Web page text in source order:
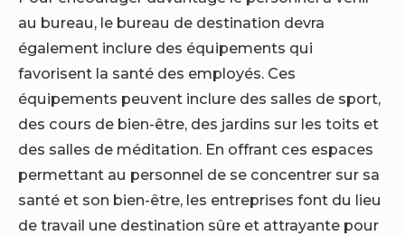
au bureau, le bureau de destination devra
également inclure des équipements qui
favorisent la santé des employés. Ces
équipements peuvent inclure des salles de sport,
des cours de bien-être, des jardins sur les toits et
des salles de méditation. En offrant ces espaces
permettant au personnel de se concentrer sur sa
santé et son bien-être, les entreprises font du lieu
de travail une destination sûre et attrayante pour